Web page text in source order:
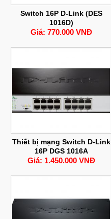
Switch 16P D-Link (DES
1016D)
Giá: 770.000 VNĐ
Thiết bị mạng Switch D-Link
16P DGS 1016A
Giá: 1.450.000 VNĐ